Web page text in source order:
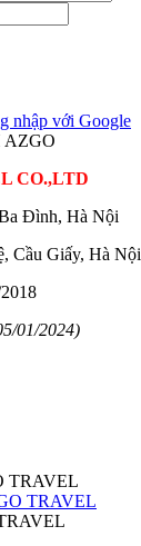
nhập với Google
AZGO
CO.,LTD
Đình, Hà Nội
Cầu Giấy, Hà Nội
01/2024)
TRAVEL